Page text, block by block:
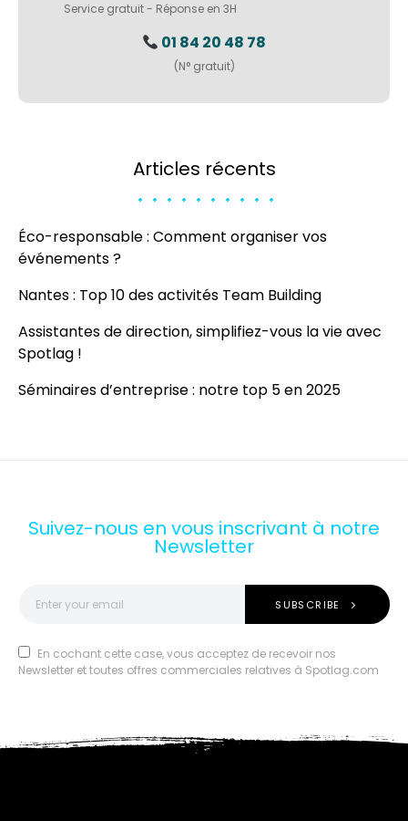
Service gratuit - Réponse en 3H
01 84 20 48 78
(N° gratuit)
Articles récents
Éco-responsable : Comment organiser vos
événements ?
Nantes : Top 10 des activités Team Building
Assistantes de direction, simplifiez-vous la vie avec
Spotlag !
Séminaires d’entreprise : notre top 5 en 2025
Suivez-nous en vous inscrivant à notre
Newsletter
SUBSCRIBE
En cochant cette case, vous acceptez de recevoir nos
Newsletter et toutes offres commerciales relatives à Spotlag.com